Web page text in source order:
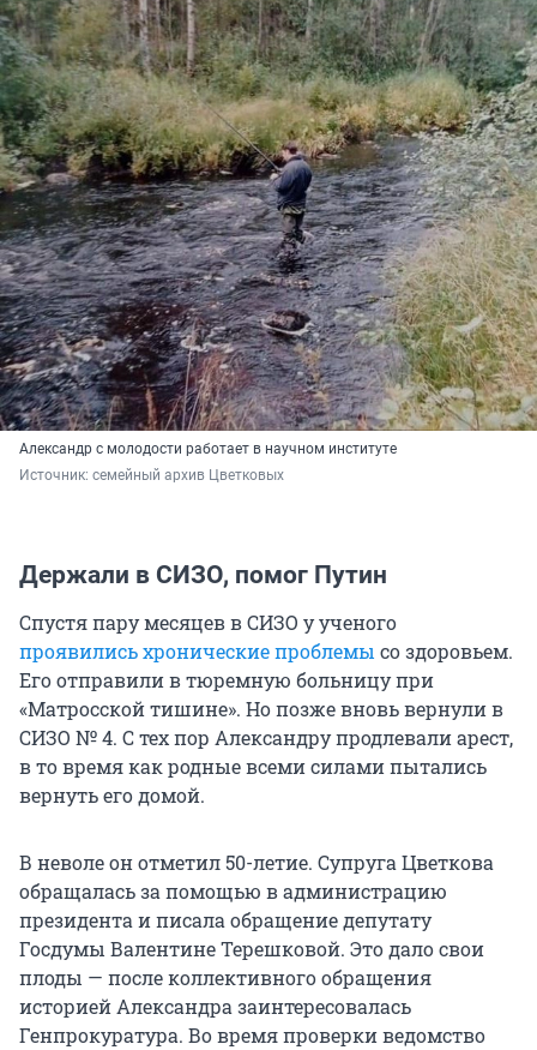
Александр с молодости работает в научном институте
Источник: семейный архив Цветковых
Держали в СИЗО, помог Путин
Спустя пару месяцев в СИЗО у ученого
проявились хронические проблемы со здоровьем.
Его отправили в тюремную больницу при
«Матросской тишине». Но позже вновь вернули в
СИЗО № 4. С тех пор Александру продлевали арест,
в то время как родные всеми силами пытались
вернуть его домой.
В неволе он отметил 50-летие. Супруга Цветкова
обращалась за помощью в администрацию
президента и писала обращение депутату
Госдумы Валентине Терешковой. Это дало свои
плоды — после коллективного обращения
историей Александра заинтересовалась
Генпрокуратура. Во время проверки ведомство